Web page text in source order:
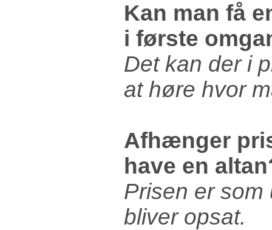
Kan man få
i første
Det kan der i
at høre hvor
Afhænger
have en
Prisen er
bliver opsat.